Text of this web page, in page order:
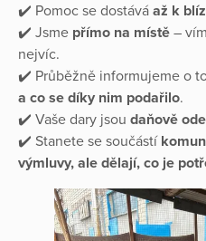
✔️ Pomoc se dostává až k
✔️ Jsme přímo na místě –
nejvíc.
✔️ Průběžně informujeme o
a co se díky nim podařilo.
✔️ Vaše dary jsou daňově
✔️ Stanete se součástí
výmluvy, ale dělají, co je